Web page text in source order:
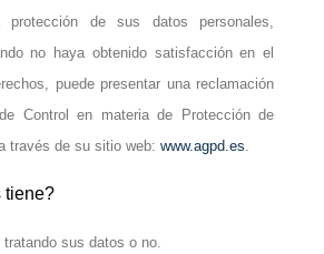
protección de sus datos personales,
no haya obtenido satisfacción en el
puede presentar una reclamación
Control en materia de Protección de
través de su sitio web: www.agpd.es.
tiene?
sus datos o no.